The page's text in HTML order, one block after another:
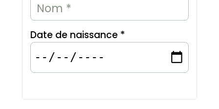
Nom *
Date de naissance *